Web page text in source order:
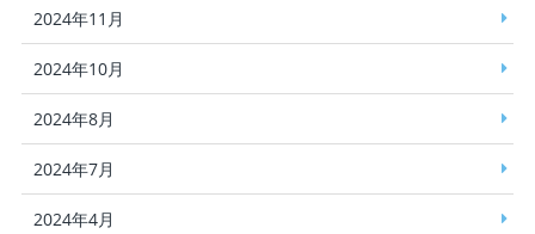
2024年11月
2024年10月
2024年8月
2024年7月
2024年4月